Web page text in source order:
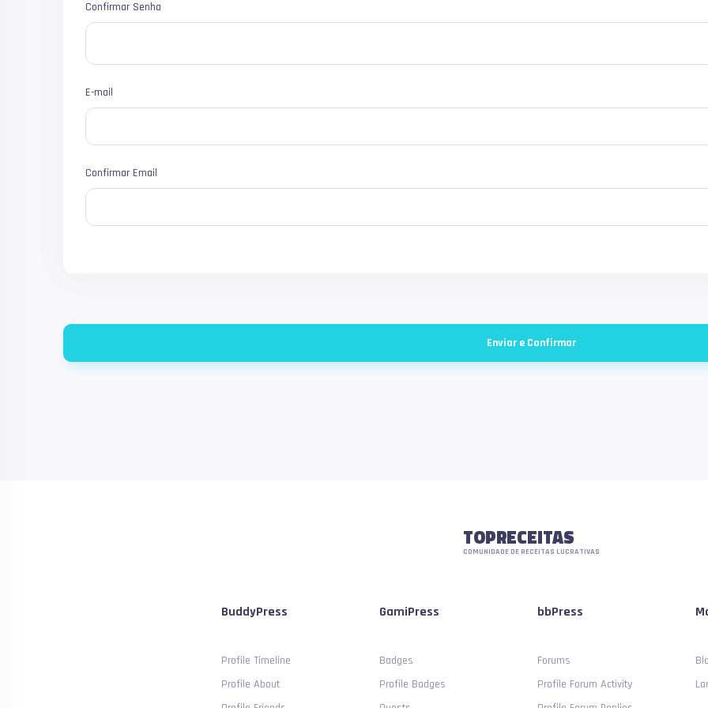
Confirmar Senha
E-mail
Confirmar Email
TOPRECEITAS
COMUNIDADE DE RECEITAS LUCRATIVAS
BuddyPress
Profile Timeline
Profile About
GamiPress
Badges
Profile Badges
bbPress
Forums
Profile Forum Activity